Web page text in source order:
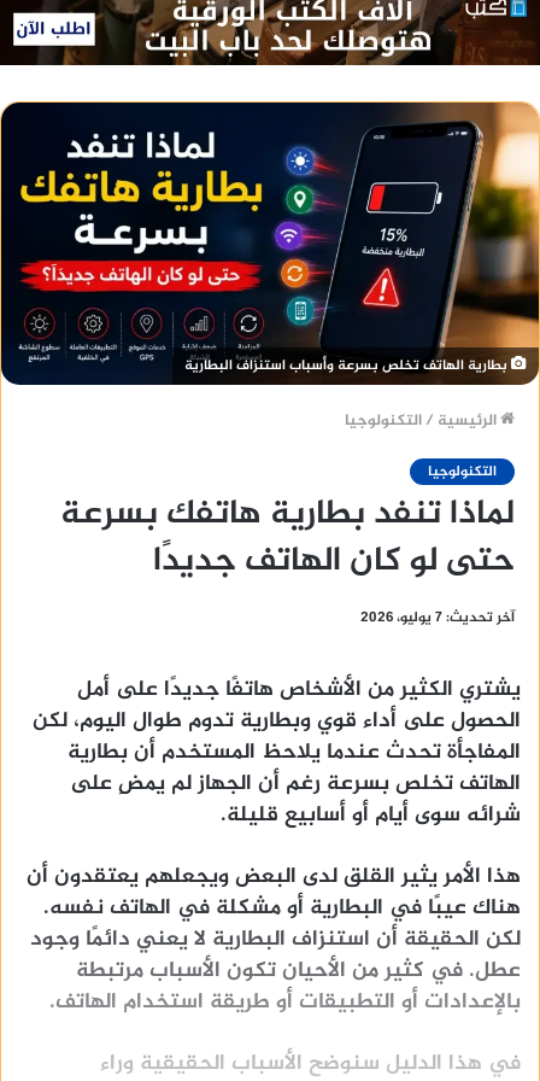
بطارية الهاتف تخلص بسرعة وأسباب استنزاف البطارية
الرئيسية /التكنولوجيا
التكنولوجيا
لماذا تنفد بطارية هاتفك بسرعة
حتى لو كان الهاتف جديدًا
آخر تحديث: 7 يوليو، 2026
يشتري الكثير من الأشخاص هاتفًا جديدًا على أمل
الحصول على أداء قوي وبطارية تدوم طوال اليوم، لكن
المفاجأة تحدث عندما يلاحظ المستخدم أن بطارية
الهاتف تخلص بسرعة رغم أن الجهاز لم يمضِ على
شرائه سوى أيام أو أسابيع قليلة.
هذا الأمر يثير القلق لدى البعض ويجعلهم يعتقدون أن
هناك عيبًا في البطارية أو مشكلة في الهاتف نفسه.
لكن الحقيقة أن استنزاف البطارية لا يعني دائمًا وجود
عطل. في كثير من الأحيان تكون الأسباب مرتبطة
بالإعدادات أو التطبيقات أو طريقة استخدام الهاتف.
في هذا الدليل سنوضح الأسباب الحقيقية وراء